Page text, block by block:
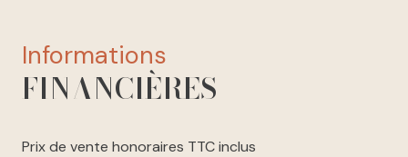
informations
FINANCIÈRES
Prix de vente honoraires TTC inclus